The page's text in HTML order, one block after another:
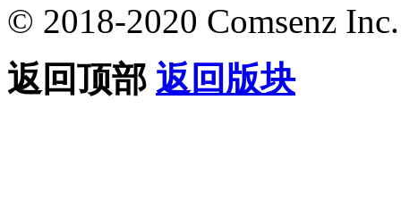
© 2018-2020 Comsenz Inc.
返回顶部 返回版块